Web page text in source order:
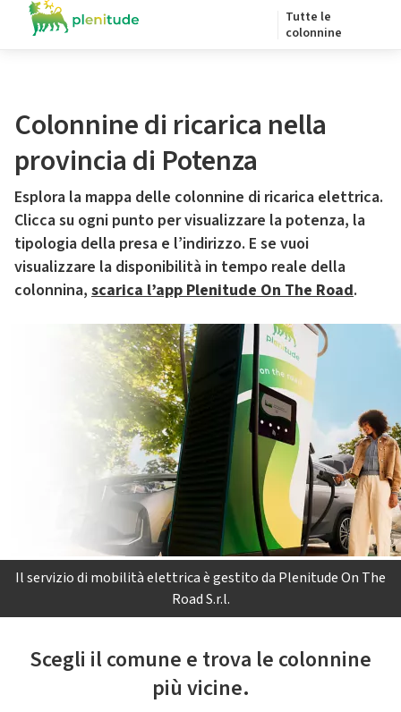
Tutte le
colonnine
Colonnine di ricarica nella
provincia di Potenza
Esplora la mappa delle colonnine di ricarica elettrica.
Clicca su ogni punto per visualizzare la potenza, la
tipologia della presa e l’indirizzo. E se vuoi
visualizzare la disponibilità in tempo reale della
colonnina, scarica l’app Plenitude On The Road.
Il servizio di mobilità elettrica è gestito da Plenitude On The
Road S.r.l.
Scegli il comune e trova le colonnine
più vicine.